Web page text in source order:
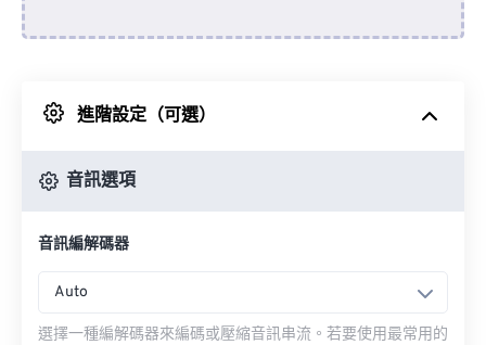
來自 Google 雲端硬碟
進階設定（可選）
音訊選項
音訊編解碼器
Auto
選擇一種編解碼器來編碼或壓縮音訊串流。若要使用最常用的